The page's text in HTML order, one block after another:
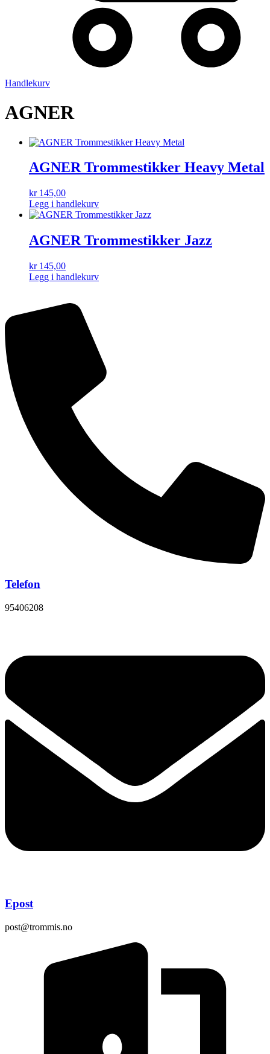
Handlekurv
AGNER
AGNER Trommestikker Heavy Metal
kr145,00
Legg i handlekurv
AGNER Trommestikker Jazz
kr145,00
Legg i handlekurv
Telefon
95406208
Epost
post@trommis.no